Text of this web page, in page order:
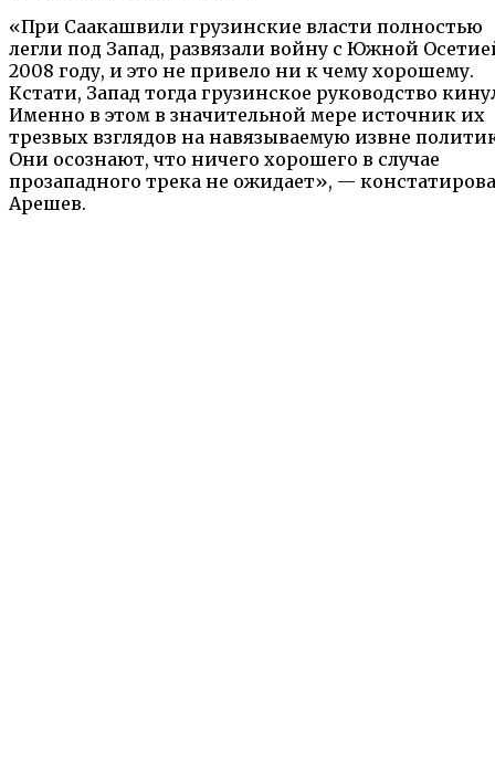
«При Саакашвили грузинские власти полностью
легли под Запад, развязали войну с Южной
2008 году, и это не привело ни к чему хорошему.
Кстати, Запад тогда грузинское руководство
Именно в этом в значительной мере источник их
трезвых взглядов на навязываемую извне
Они осознают, что ничего хорошего в случае
прозападного трека не ожидает», —
Арешев.